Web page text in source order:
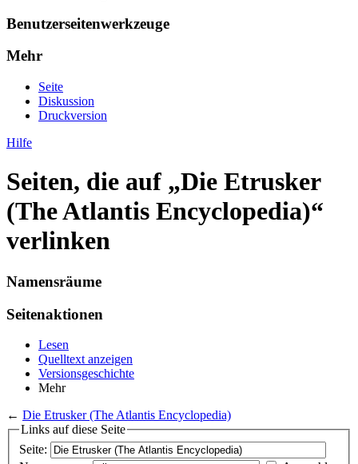
Benutzerseitenwerkzeuge
Mehr
Seite
Diskussion
Druckversion
Hilfe
Seiten, die auf „Die Etrusker
(The Atlantis Encyclopedia)“
verlinken
Namensräume
Seitenaktionen
Lesen
Quelltext anzeigen
Versionsgeschichte
Mehr
← Die Etrusker (The Atlantis Encyclopedia)
Links auf diese Seite
Seite: